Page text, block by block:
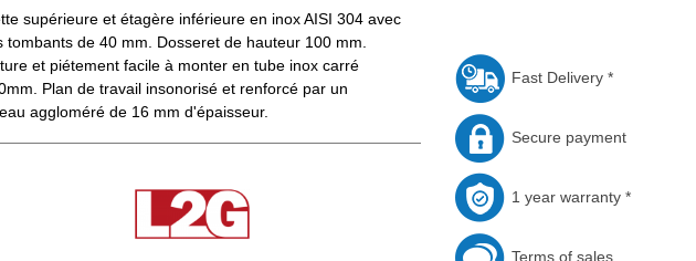
supérieure et étagère inférieure en inox AISI 304 avec
tombants de 40 mm. Dosseret de hauteur 100 mm.
et piétement facile à monter en tube inox carré
Plan de travail insonorisé et renforcé par un
aggloméré de 16 mm d'épaisseur.
Fast Delivery *
Secure payment
1 year warranty *
Terms of sales